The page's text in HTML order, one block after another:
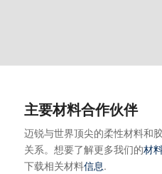
主要材料合作伙伴
迈锐与世界顶尖的柔性材料和
关系。想要了解更多我们的材
下载相关材料信息.